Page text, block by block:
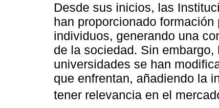
Desde sus inicios, las
han proporcionado
individuos, generando una
de la sociedad. Sin
universidades se han
que enfrentan, añadiendo la
tener relevancia en el